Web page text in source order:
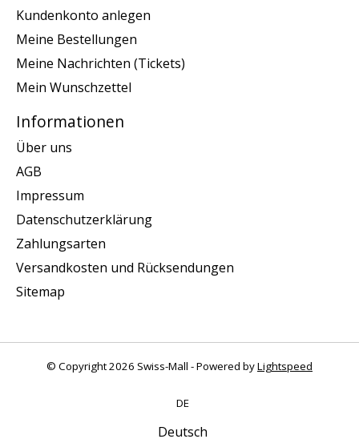
Kundenkonto anlegen
Meine Bestellungen
Meine Nachrichten (Tickets)
Mein Wunschzettel
Informationen
Über uns
AGB
Impressum
Datenschutzerklärung
Zahlungsarten
Versandkosten und Rücksendungen
Sitemap
© Copyright 2026 Swiss-Mall - Powered byLightspeed
DE
Deutsch